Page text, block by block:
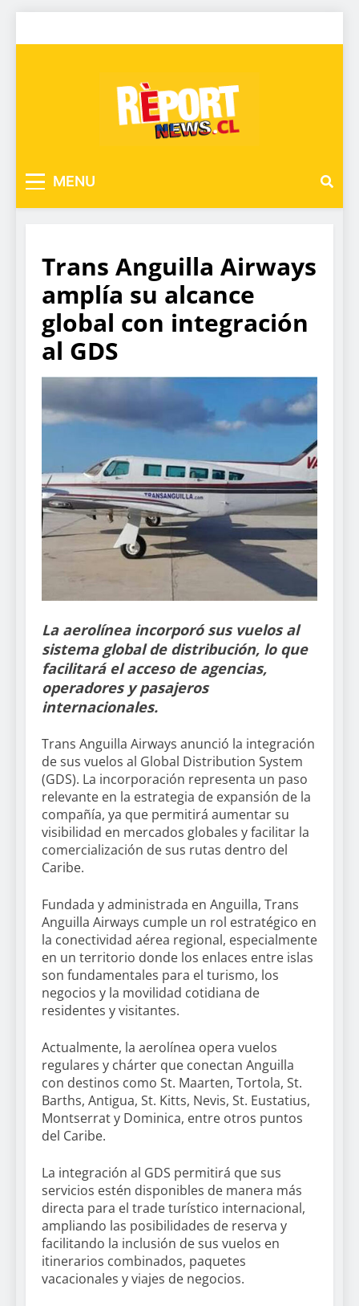
MENU
Trans Anguilla Airways
amplía su alcance
global con integración
al GDS
La aerolínea incorporó sus vuelos al
sistema global de distribución, lo que
facilitará el acceso de agencias,
operadores y pasajeros
internacionales.
Trans Anguilla Airways anunció la integración
de sus vuelos al Global Distribution System
(GDS). La incorporación representa un paso
relevante en la estrategia de expansión de la
compañía, ya que permitirá aumentar su
visibilidad en mercados globales y facilitar la
comercialización de sus rutas dentro del
Caribe.
Fundada y administrada en Anguilla, Trans
Anguilla Airways cumple un rol estratégico en
la conectividad aérea regional, especialmente
en un territorio donde los enlaces entre islas
son fundamentales para el turismo, los
negocios y la movilidad cotidiana de
residentes y visitantes.
Actualmente, la aerolínea opera vuelos
regulares y chárter que conectan Anguilla
con destinos como St. Maarten, Tortola, St.
Barths, Antigua, St. Kitts, Nevis, St. Eustatius,
Montserrat y Dominica, entre otros puntos
del Caribe.
La integración al GDS permitirá que sus
servicios estén disponibles de manera más
directa para el trade turístico internacional,
ampliando las posibilidades de reserva y
facilitando la inclusión de sus vuelos en
itinerarios combinados, paquetes
vacacionales y viajes de negocios.